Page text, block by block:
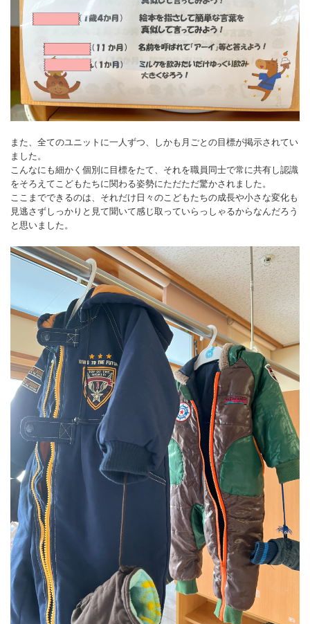
また、全てのユニットに一人ずつ、しかも月ごとの目標が掲示されてい
ました。
こんなにも細かく個別に目標をたて、それを職員同士で常に共有し認識
をそろえてこどもたちに関わる姿勢にただただ驚かされました。
ここまでできるのは、それだけ日々のこどもたちの成長や小さな変化も
見逃さずしっかりと見て聞いて感じ取っていらっしゃるからなんだろう
と思いました。